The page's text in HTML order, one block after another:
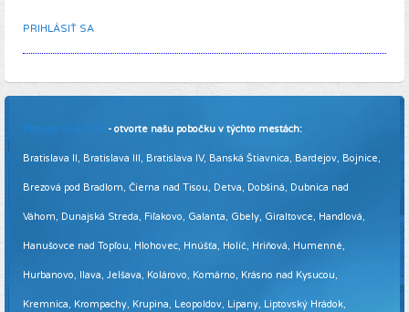
PRIHLÁSIŤ SA
Pridajte sa k nám - otvorte našu pobočku v týchto mestách:
Bratislava II, Bratislava III, Bratislava IV, Banská Štiavnica, Bardejov, Bojnice,
Brezová pod Bradlom, Čierna nad Tisou, Detva, Dobšiná, Dubnica nad
Váhom, Dunajská Streda, Fiľakovo, Galanta, Gbely, Giraltovce, Handlová,
Hanušovce nad Topľou, Hlohovec, Hnúšťa, Holíč, Hriňová, Humenné,
Hurbanovo, Ilava, Jelšava, Kolárovo, Komárno, Krásno nad Kysucou,
Kremnica, Krompachy, Krupina, Leopoldov, Lipany, Liptovský Hrádok,